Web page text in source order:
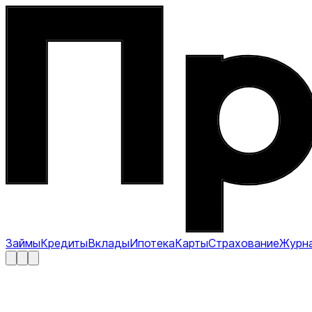
ЗаймыКредитыВкладыИпотекаКартыСтрахование